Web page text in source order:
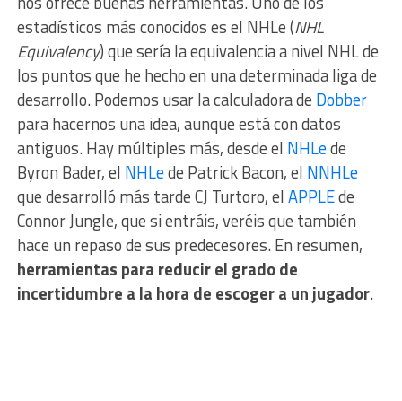
estadísticos más conocidos es el NHLe (NHL
Equivalency) que sería la equivalencia a nivel NHL de
los puntos que he hecho en una determinada liga de
desarrollo. Podemos usar la calculadora de Dobber
para hacernos una idea, aunque está con datos
antiguos. Hay múltiples más, desde el NHLede
Byron Bader, el NHLede Patrick Bacon, el NNHLe
que desarrolló más tarde CJ Turtoro, elAPPLEde
Connor Jungle, que si entráis, veréis que también
hace un repaso de sus predecesores. En resumen,
herramientas para reducir el grado de
incertidumbre a la hora de escoger a un jugador.